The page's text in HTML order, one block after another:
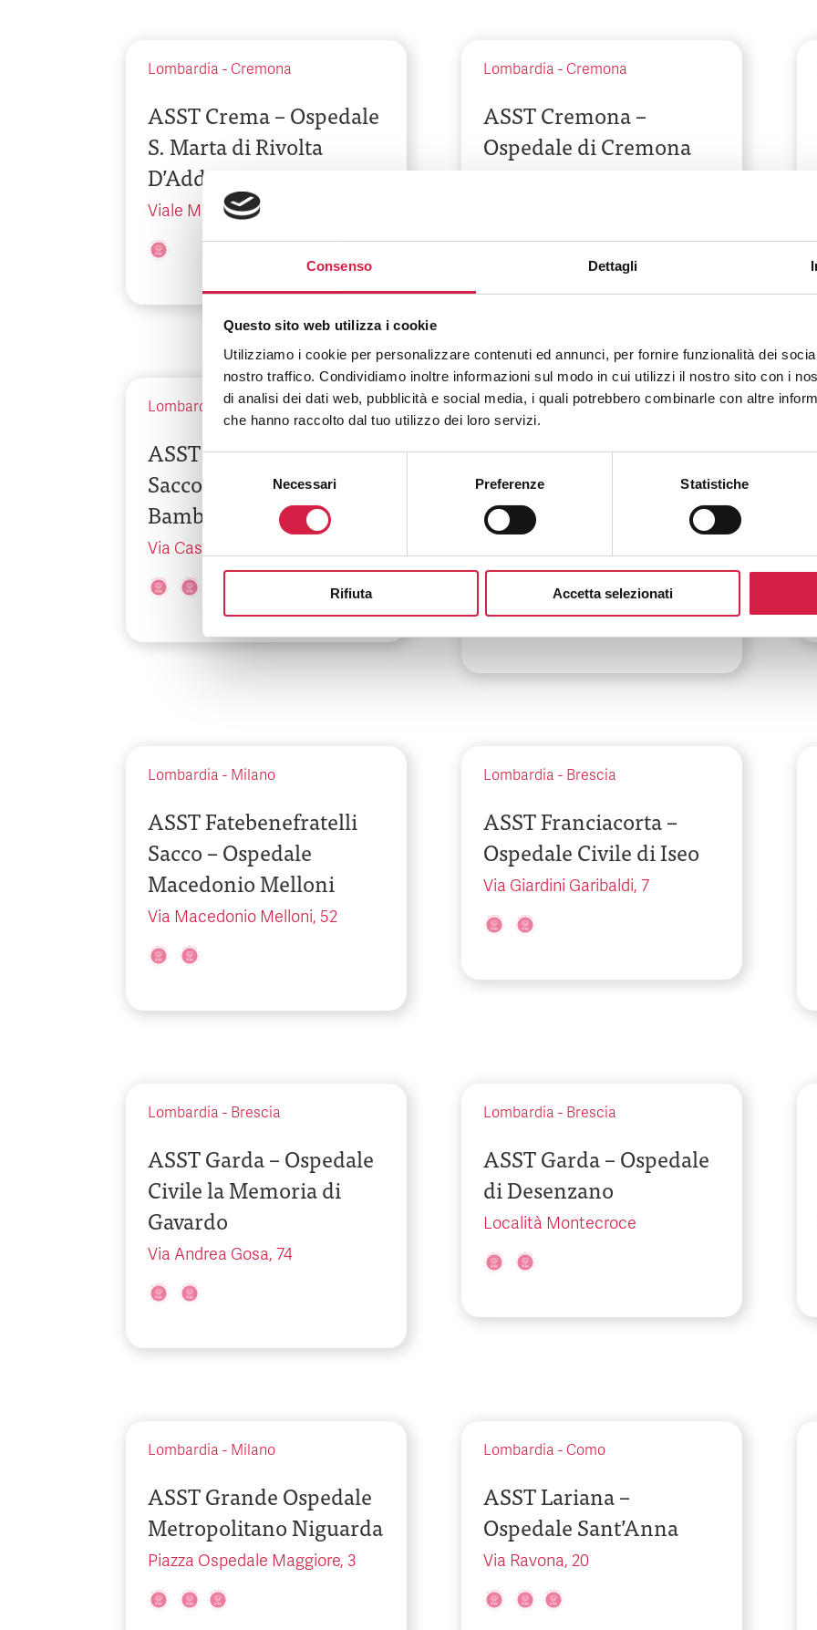
Consenso Dettagli
Questo sito web utilizza i cookie
Utilizziamo i cookie per personalizzare contenuti ed annunci, per fornire funzionalità dei
nostro traffico. Condividiamo inoltre informazioni sul modo in cui utilizzi il nostro sito con i
di analisi dei dati web, pubblicità e social media, i quali potrebbero combinarle con altre
che hanno raccolto dal tuo utilizzo dei loro servizi.
Necessari Preferenze Statistiche
Rifiuta Accetta selezionati
Lombardia - Cremona
ASST Crema – Ospedale
S. Marta di Rivolta
D’Adda
Viale Monte Grappa 15
Lombardia - Cremona
ASST Cremona –
Ospedale di Cremona
Lombardia -Milano
ASST Fatebenefratelli
Sacco – Ospedale dei
Bambini Vittore Buzzi
Via Castelvetro, 32
Lombardia-Milano
ASST Fatebenefratelli
Sacco – Ospedale
Fatebenefratelli e
Oftalmico
Piazzale Principessa Clotilde, 3
Lombardia - Milano
ASST Fatebenefratelli
Sacco – Ospedale
Macedonio Melloni
Via Macedonio Melloni, 52
Lombardia - Brescia
ASST Franciacorta –
Ospedale Civile di Iseo
Via Giardini Garibaldi, 7
Lombardia - Brescia
ASST Garda – Ospedale
Civile la Memoria di
Gavardo
Via Andrea Gosa, 74
Lombardia - Brescia
ASST Garda – Ospedale
di Desenzano
Località Montecroce
Lombardia - Milano
ASST Grande Ospedale
Metropolitano Niguarda
Piazza Ospedale Maggiore, 3
Lombardia - Como
ASST Lariana –
Ospedale Sant’Anna
Via Ravona, 20